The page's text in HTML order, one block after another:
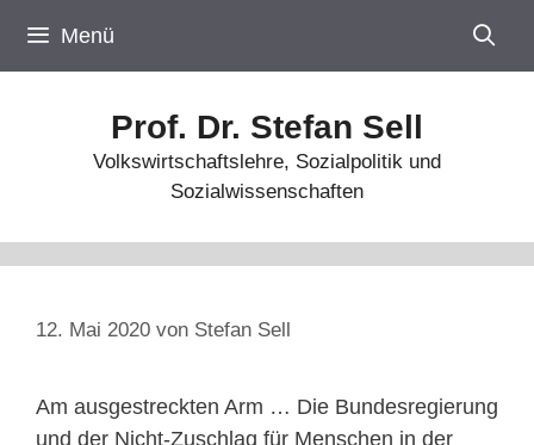
Inhalt
springen
Menü
Prof. Dr. Stefan Sell
Volkswirtschaftslehre, Sozialpolitik und
Sozialwissenschaften
12. Mai 2020 von Stefan Sell
Am ausgestreckten Arm … Die Bundesregierung
und der Nicht-Zuschlag für Menschen in der